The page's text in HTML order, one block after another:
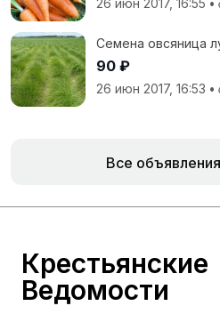
26 июн 2017, 16:55 •
Семена овсяница
90 ₽
26 июн 2017, 16:53 •
Все
Крестьянские
Ведомости